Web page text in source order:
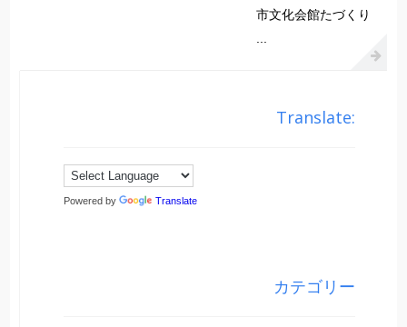
市文化会館たづくり
...
Translate:
Powered by Translate
カテゴリー